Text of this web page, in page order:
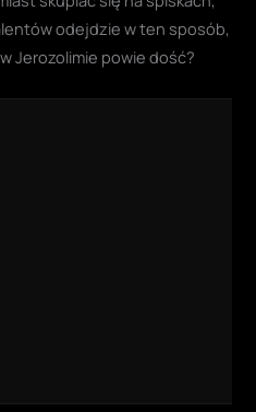
odejdzie w ten sposób,
Jerozolimie powie dość?